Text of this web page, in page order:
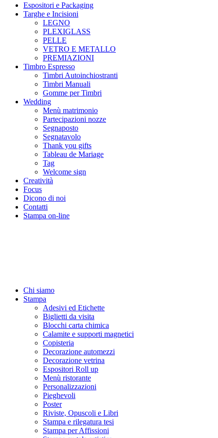
Espositori e Packaging
Targhe e Incisioni
LEGNO
PLEXIGLASS
PELLE
VETRO E METALLO
PREMIAZIONI
Timbro Espresso
Timbri Autoinchiostranti
Timbri Manuali
Gomme per Timbri
Wedding
Menù matrimonio
Partecipazioni nozze
Segnaposto
Segnatavolo
Thank you gifts
Tableau de Mariage
Tag
Welcome sign
Creatività
Focus
Dicono di noi
Contatti
Stampa on-line
Chi siamo
Stampa
Adesivi ed Etichette
Biglietti da visita
Blocchi carta chimica
Calamite e supporti magnetici
Copisteria
Decorazione automezzi
Decorazione vetrina
Espositori Roll up
Menù ristorante
Personalizzazioni
Pieghevoli
Poster
Riviste, Opuscoli e Libri
Stampa e rilegatura tesi
Stampa per Affissioni